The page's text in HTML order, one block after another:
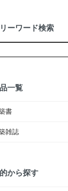
ーワード検索
一覧
書
雑誌
から探す